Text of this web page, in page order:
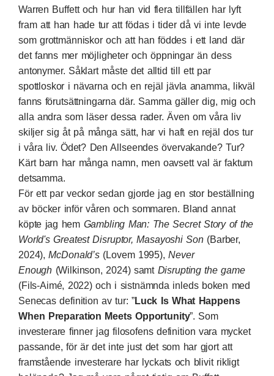
Warren Buffett och hur han vid flera tillfällen har lyft
fram att han hade tur att födas i tider då vi inte levde
som grottmänniskor och att han föddes i ett land där
det fanns mer möjligheter och öppningar än dess
antonymer. Såklart måste det alltid till ett par
spottloskor i nävarna och en rejäl jävla anamma, likväl
fanns förutsättningarna där. Samma gäller dig, mig och
alla andra som läser dessa rader. Även om våra liv
skiljer sig åt på många sätt, har vi haft en rejäl dos tur
i våra liv. Ödet? Den Allseendes övervakande? Tur?
Kärt barn har många namn, men oavsett val är faktum
detsamma.
För ett par veckor sedan gjorde jag en stor beställning
av böcker inför våren och sommaren. Bland annat
köpte jag hem Gambling Man: The Secret Story of the
World's Greatest Disruptor, Masayoshi Son(Barber,
2024),McDonald’s(Lovem 1995),Never
Enough (Wilkinson, 2024) samt Disrupting the game
(Fils-Aimé, 2022) och i sistnämnda inleds boken med
Senecas definition av tur: ”Luck Is What Happens
When Preparation Meets Opportunity”. Som
investerare finner jag filosofens definition vara mycket
passande, för är det inte just det som har gjort att
framstående investerare har lyckats och blivit rikligt